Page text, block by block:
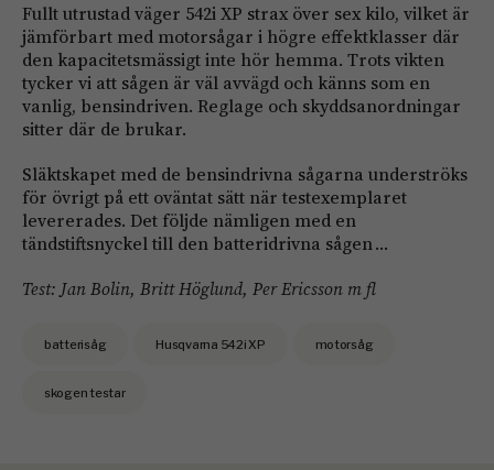
Fullt utrustad väger 542i XP strax över sex kilo, vilket är
jämförbart med motorsågar i högre effektklasser där
den kapacitetsmässigt inte hör hemma. Trots vikten
tycker vi att sågen är väl avvägd och känns som en
vanlig, bensindriven. Reglage och skyddsanordningar
sitter där de brukar.
Släktskapet med de bensindrivna sågarna underströks
för övrigt på ett oväntat sätt när testexemplaret
levererades. Det följde nämligen med en
tändstiftsnyckel till den batteridrivna sågen …
Test: Jan Bolin, Britt Höglund, Per Ericsson m fl
batterisåg Husqvarna 542i XP motorsåg
skogen testar